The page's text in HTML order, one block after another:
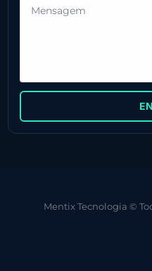
Mentix Tecnologia ©